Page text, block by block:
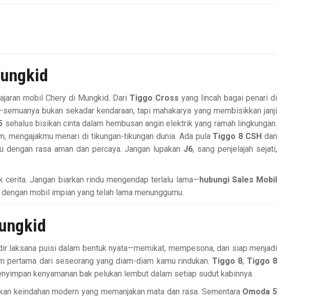
mobil Chery di Mungkid. Dari Tiggo Cross yang lincah bagai penari di
bukan sekadar kendaraan, tapi mahakarya yang membisikkan janji
sehalus bisikan cinta dalam hembusan angin elektrik yang ramah lingkungan.
mengajakmu menari di tikungan-tikungan dunia. Ada pulaTiggo 8 CSH dan
rasa aman dan percaya. Jangan lupakan J6, sang penjelajah sejati,
Jangan biarkan rindu mengendap terlalu lama—hubungi Sales Mobil
mobil impian yang telah lama menunggumu.
laksana puisi dalam bentuk nyata—memikat, mempesona, dan siap menjadi
pertama dari seseorang yang diam-diam kamu rindukan.Tiggo 8, Tiggo 8
kenyamanan bak pelukan lembut dalam setiap sudut kabinnya.
keindahan modern yang memanjakan mata dan rasa. Sementara Omoda 5